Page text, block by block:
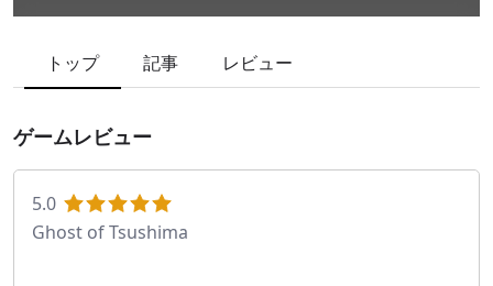
トップ 記事 レビュー
ゲームレビュー
5.0
Ghost of Tsushima